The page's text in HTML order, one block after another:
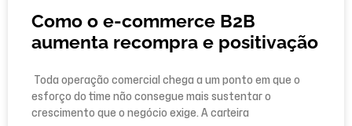
Como o e-commerce B2B
aumenta recompra e positivação
Toda operação comercial chega a um ponto em que o
esforço do time não consegue mais sustentar o
crescimento que o negócio exige. A carteira